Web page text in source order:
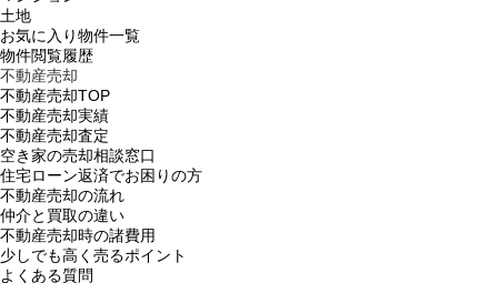
土地
お気に入り物件一覧
物件閲覧履歴
不動産売却
不動産売却TOP
不動産売却実績
不動産売却査定
空き家の売却相談窓口
住宅ローン返済でお困りの方
不動産売却の流れ
仲介と買取の違い
不動産売却時の諸費用
少しでも高く売るポイント
よくある質問